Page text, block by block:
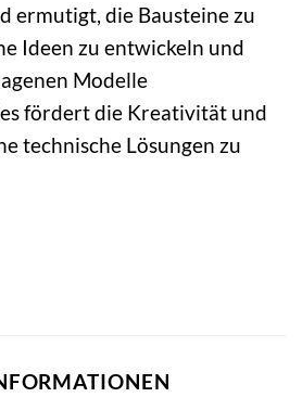
ermutigt, die Bausteine zu
Ideen zu entwickeln und
Modelle
fördert die Kreativität und
technische Lösungen zu